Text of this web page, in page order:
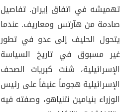
تهميشه في اتفاق إيران. تفاصيل
صادمة من هآرتس ومعاريف. عندما
يتحول الحليف إلى عدو في تطور
غير مسبوق في تاريخ السياسة
الإسرائيلية، شنت كبريات الصحف
الإسرائيلية هجوماً عنيفاً على رئيس
الوزراء بنيامين نتنياهو، وصفته فيه